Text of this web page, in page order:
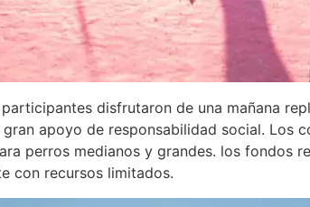
disfrutaron de una mañana
apoyo de responsabilidad social. Los
perros medianos y grandes. los fondos
con recursos limitados.